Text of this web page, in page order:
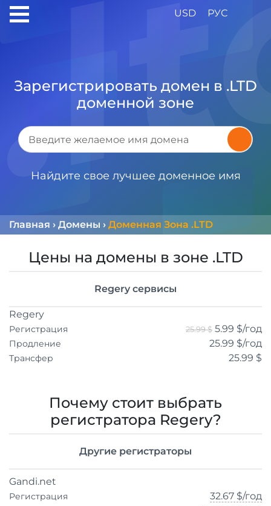
USD РУС
Зарегистрировать домен в .LTD
доменной зоне
Найдите свое лучшее доменное имя
Главная › Домены › Доменная Зона .LTD
Цены на домены в зоне .LTD
Regery сервисы
Regery
Регистрация 25.99 $ 5.99 $/год
Продление 25.99 $/год
Трансфер 25.99 $
Почему стоит выбрать
регистратора Regery?
Другие регистраторы
Gandi.net
Регистрация 32.67 $/год